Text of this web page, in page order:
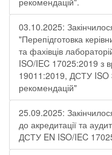
03.10.2025:
"Перепідготовка
та фахівців
ISO/IEC 17025:2019 з
19011:2019, ДСТУ
рекомендацій"
25.09.2025:
до акредитації та
ДСТУ EN ISO/IEC